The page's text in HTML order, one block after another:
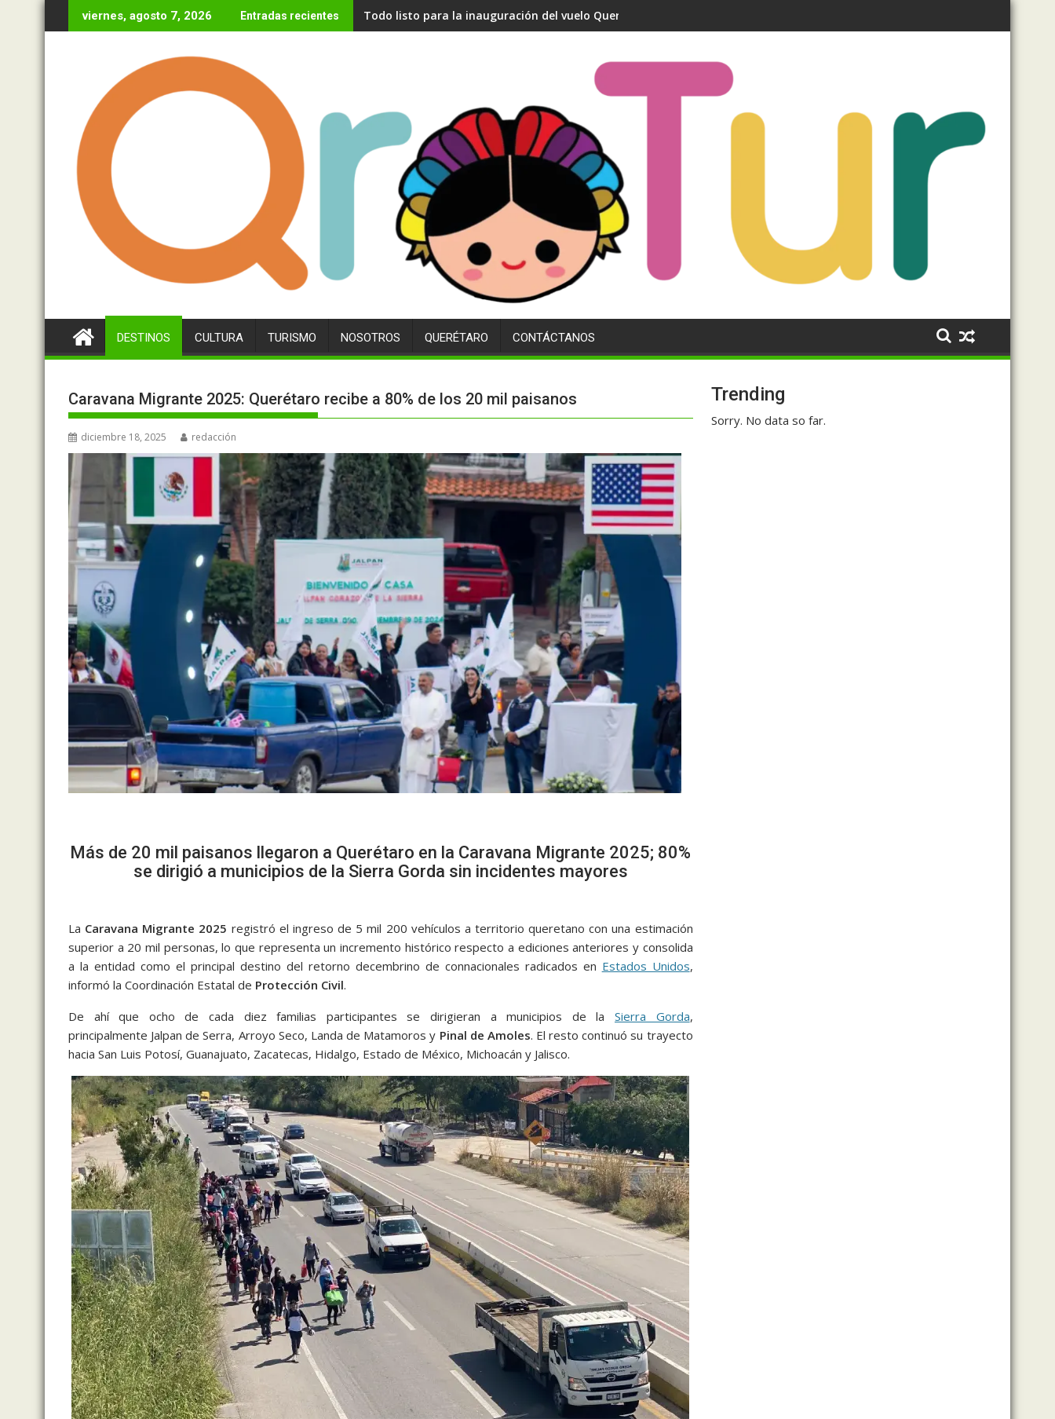
al
viernes, agosto 7, 2026 Entradas recientes Todo listo para la inauguración del vuelo Querétaro- Madrid
DESTINOS CULTURA TURISMO NOSOTROS QUERÉTARO CONTÁCTANOS
Caravana Migrante 2025: Querétaro recibe a 80% de los 20 mil paisanos
diciembre 18, 2025 redacción
Más de 20 mil paisanos llegaron a Querétaro en la Caravana Migrante 2025; 80%
se dirigió a municipios de la Sierra Gorda sin incidentes mayores
La Caravana Migrante 2025 registró el ingreso de 5 mil 200 vehículos a territorio queretano con una estimación
superior a 20 mil personas, lo que representa un incremento histórico respecto a ediciones anteriores y consolida
a la entidad como el principal destino del retorno decembrino de connacionales radicados en Estados Unidos,
informó la Coordinación Estatal de Protección Civil.
De ahí que ocho de cada diez familias participantes se dirigieran a municipios de la Sierra Gorda,
principalmente Jalpan de Serra, Arroyo Seco, Landa de Matamoros y Pinal de Amoles. El resto continuó su trayecto
hacia San Luis Potosí, Guanajuato, Zacatecas, Hidalgo, Estado de México, Michoacán y Jalisco.
Trending
Sorry. No data so far.